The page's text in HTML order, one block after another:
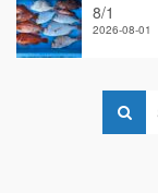
8/1
2026-08-01